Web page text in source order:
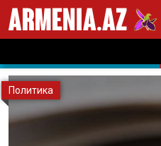
Политика